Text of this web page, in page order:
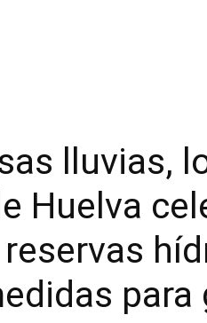
lluvias,
Huelva
para